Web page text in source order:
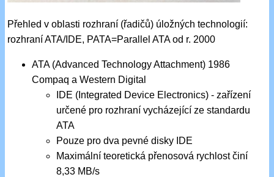
Přehled v oblasti rozhraní (řadičů) úložných technologií:
rozhraní ATA/IDE, PATA=Parallel ATA od r. 2000
ATA (Advanced Technology Attachment) 1986
Compaq a Western Digital
IDE (Integrated Device Electronics) - zařízení
určené pro rozhraní vycházející ze standardu
ATA
Pouze pro dva pevné disky IDE
Maximální teoretická přenosová rychlost činí
8,33 MB/s